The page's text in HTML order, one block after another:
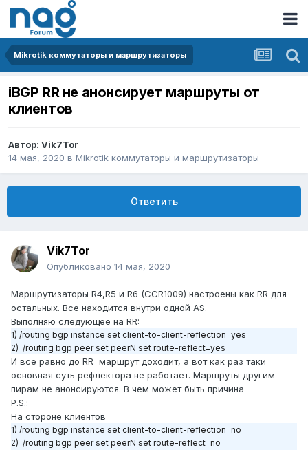
Mikrotik коммутаторы и маршрутизаторы
iBGP RR не анонсирует маршруты от
клиентов
Автор: Vik7Tor
14 мая, 2020 в Mikrotik коммутаторы и маршрутизаторы
Ответить
Vik7Tor
Опубликовано 14 мая, 2020
Маршрутизаторы R4,R5 и R6 (CCR1009) настроены как RR для
остальных. Все находится внутри одной AS.
Выполняю следующее на RR:
1) /routing bgp instance set client-to-client-reflection=yes
2) /routing bgp peer set peerN set route-reflect=yes
И все равно до RR маршрут доходит, а вот как раз таки
основная суть рефлектора не работает. Маршруты другим
пирам не анонсируются. В чем может быть причина
P.S.:
На стороне клиентов
1) /routing bgp instance set client-to-client-reflection=no
2) /routing bgp peer set peerN set route-reflect=no